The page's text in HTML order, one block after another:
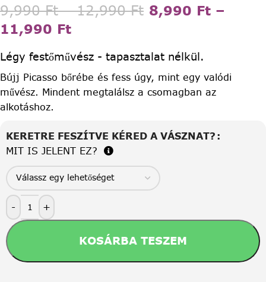
9,990Ft – 12,990Ft 8,990 Ft –
11,990 Ft
Légy festőművész - tapasztalat nélkül.
Bújj Picasso bőrébe és fess úgy, mint egy valódi
művész. Mindent megtalálsz a csomagban az
alkotáshoz.
KERETRE FESZÍTVE KÉRED A VÁSZNAT?
MIT IS JELENT EZ?
- +
KOSÁRBA TESZEM